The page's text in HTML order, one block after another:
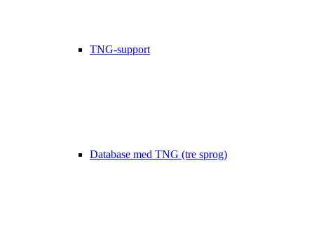
TNG-support
Database med TNG (tre sprog)